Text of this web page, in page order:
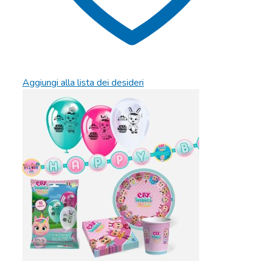
Aggiungi alla lista dei desideri